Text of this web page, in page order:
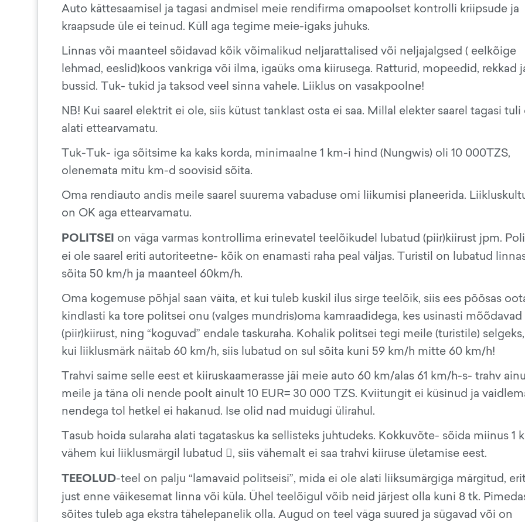
Auto kättesaamisel ja tagasi andmisel meie rendifirma omapoolset kontrolli kriipsude ja
kraapsude üle ei teinud. Küll aga tegime meie-igaks juhuks.
Linnas või maanteel sõidavad kõik võimalikud neljarattalised või neljajalgsed ( eelkõige
lehmad, eeslid)koos vankriga või ilma, igaüks oma kiirusega. Ratturid, mopeedid, rekkad
bussid. Tuk- tukid ja taksod veel sinna vahele. Liiklus on vasakpoolne!
NB! Kui saarel elektrit ei ole, siis kütust tanklast osta ei saa. Millal elekter saarel tagasi tuli
alati ettearvamatu.
Tuk-Tuk- iga sõitsime ka kaks korda, minimaalne 1 km-i hind (Nungwis) oli 10 000TZS,
olenemata mitu km-d soovisid sõita.
Oma rendiauto andis meile saarel suurema vabaduse omi liikumisi planeerida.
on OK aga ettearvamatu.
POLITSEI on väga varmas kontrollima erinevatel teelõikudel lubatud (piir)kiirust jpm.
ei ole saarel eriti autoriteetne- kõik on enamasti raha peal väljas. Turistil on lubatud
sõita 50 km/h ja maanteel 60km/h.
Oma kogemuse põhjal saan väita, et kui tuleb kuskil ilus sirge teelõik, siis ees põõsas
kindlasti ka tore politsei onu (valges mundris)oma kamraadidega, kes usinasti mõõdavad
(piir)kiirust, ning “koguvad” endale taskuraha. Kohalik politsei tegi meile (turistile)
kui liiklusmärk näitab 60 km/h, siis lubatud on sul sõita kuni 59 km/h mitte 60 km/h!
Trahvi saime selle eest et kiiruskaamerasse jäi meie auto 60 km/alas 61 km/h-s- trahv
meile ja täna oli nende poolt ainult 10 EUR= 30 000 TZS. Kviitungit ei küsinud ja
nendega tol hetkel ei hakanud. Ise olid nad muidugi ülirahul.
Tasub hoida sularaha alati tagataskus ka sellisteks juhtudeks. Kokkuvõte- sõida miinus 1
vähem kui liiklusmärgil lubatud , siis vähemalt ei saa trahvi kiiruse ületamise eest.
TEEOLUD-teel on palju “lamavaid politseisi”, mida ei ole alati liiksumärgiga märgitud,
just enne väikesemat linna või küla. Ühel teelõigul võib neid järjest olla kuni 8 tk.
sõites tuleb aga ekstra tähelepanelik olla. Augud on teel väga suured ja sügavad või on